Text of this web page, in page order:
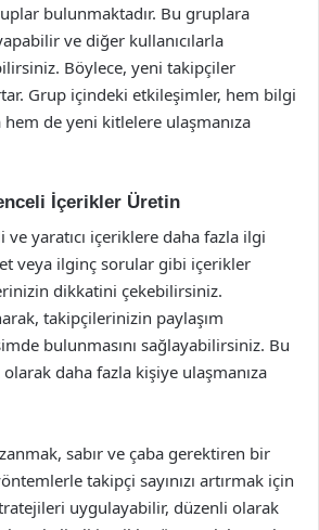
bulunmaktadır. Bu gruplara
ve diğer kullanıcılarla
Böylece, yeni takipçiler
Grup içindeki etkileşimler, hem bilgi
hem de yeni kitlelere ulaşmanıza
İçerikler Üretin
ve yaratıcı içeriklere daha fazla ilgi
veya ilginç sorular gibi içerikler
dikkatini çekebilirsiniz.
takipçilerinizin paylaşım
bulunmasını sağlayabilirsiniz. Bu
daha fazla kişiye ulaşmanıza
sabır ve çaba gerektiren bir
takipçi sayınızı artırmak için
uygulayabilir, düzenli olarak